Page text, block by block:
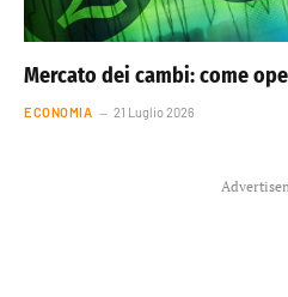
Mercato dei cambi: come
ECONOMIA 21 Luglio 2026